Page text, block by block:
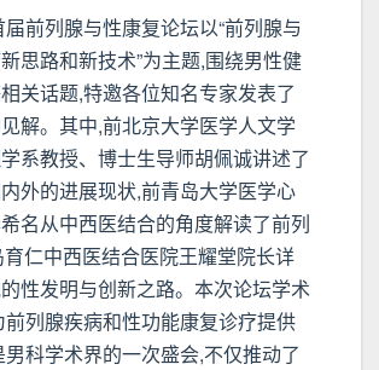
前列腺与性康复论坛以“前列腺与
思路和新技术”为主题,围绕男性健
关话题,特邀各位知名专家发表了
解。其中,前北京大学医学人文学
系教授、博士生导师胡佩诚讲述了
外的进展现状,前青岛大学医学心
名从中西医结合的角度解读了前列
仁中西医结合医院王耀堂院长详
性发明与创新之路。本次论坛学术
前列腺疾病和性功能康复诊疗提供
科学术界的一次盛会,不仅推动了